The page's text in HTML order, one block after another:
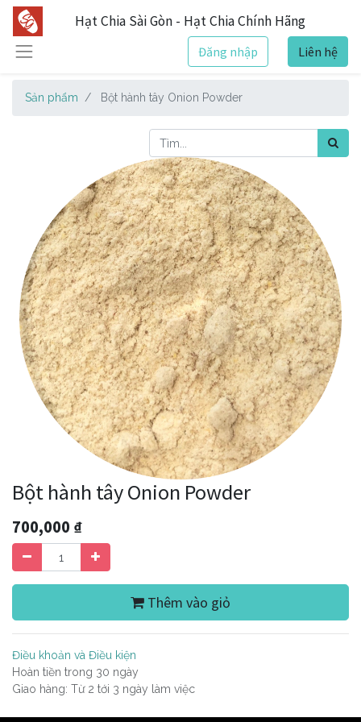
Hạt Chia Sài Gòn - Hạt Chia Chính Hãng
Đăng nhập Liên hệ
Sản phẩm Bột hành tây Onion Powder
Bột hành tây Onion Powder
700,000 ₫
Thêm vào giỏ
Điều khoản và Điều kiện
Hoàn tiền trong 30 ngày
Giao hàng: Từ 2 tới 3 ngày làm việc